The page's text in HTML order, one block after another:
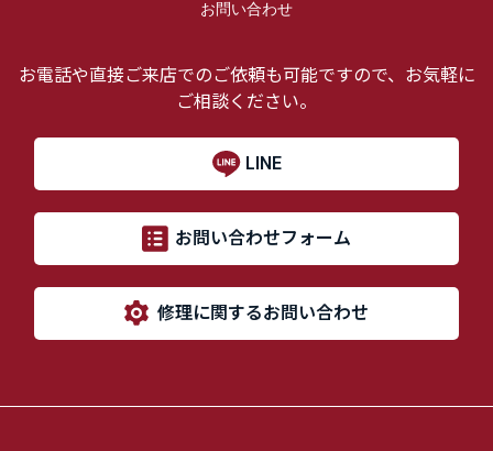
お問い合わせ
お電話や直接ご来店でのご依頼も可能ですので、お気軽に
ご相談ください。
LINE
お問い合わせフォーム
修理に関するお問い合わせ